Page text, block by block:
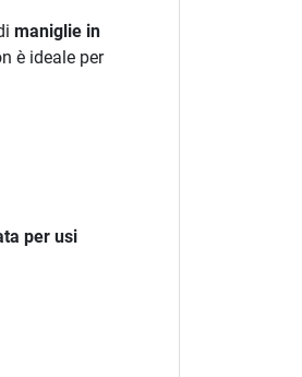
maniglie in
è ideale per
per usi